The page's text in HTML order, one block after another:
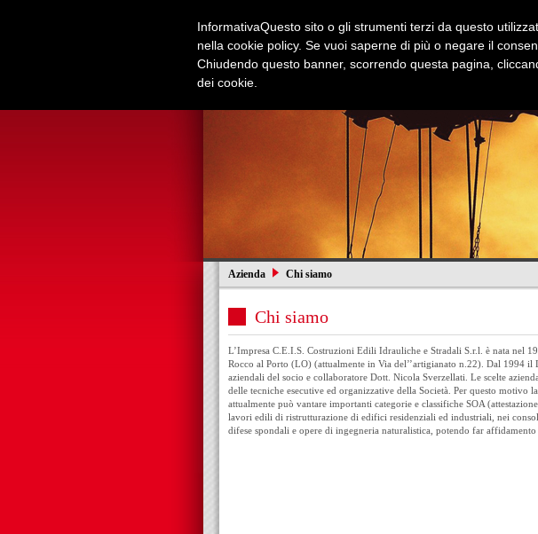
Azienda Chi siamo
Chi siamo
L’Impresa C.E.I.S. Costruzioni Edili Idrauliche e Stradali S.r.l. è nata nel
Rocco al Porto (LO) (attualmente in Via del’’artigianato n.22). Dal 1994
aziendali del socio e collaboratore Dott. Nicola Sverzellati. Le scelte
delle tecniche esecutive ed organizzative della Società. Per questo
attualmente può vantare importanti categorie e classifiche SOA
lavori edili di ristrutturazione di edifici residenziali ed industriali, nei
difese spondali e opere di ingegneria naturalistica, potendo far
InformativaQuesto sito o gli strumenti terzi da questo
nella cookie policy. Se vuoi saperne di più o negare il
Chiudendo questo banner, scorrendo questa pagina,
dei cookie.